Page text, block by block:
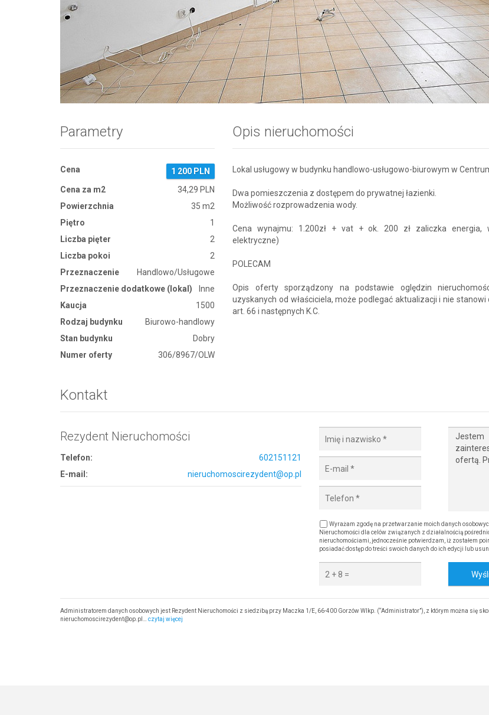
Zdjęcie 1
Parametry
Cena
1 200 PLN
Cena za m2
34,29 PLN
Powierzchnia
35 m2
Piętro
1
Liczba pięter
2
Liczba pokoi
2
Przeznaczenie
Handlowo/Usługowe
Przeznaczenie dodatkowe (lokal)
Inne
Kaucja
1500
Rodzaj budynku
Biurowo-handlowy
Stan budynku
Dobry
Numer oferty
306/8967/OLW
Opis nieruchomości
Lokal usługowy w budynku handlowo-usługowo-biurowym w
Dwa pomieszczenia z dostępem do prywatnej łazienki.
Możliwość rozprowadzenia wody.
Cena wynajmu: 1.200zł + vat + ok. 200 zł zaliczka energia,
elektryczne)
POLECAM
Opis oferty sporządzony na podstawie oględzin
uzyskanych od właściciela, może podlegać aktualizacji i nie
art. 66 i następnych K.C.
Kontakt
Rezydent Nieruchomości
Telefon:
602151121
E-mail:
nieruchomoscirezydent@op.pl
Wyrażam zgodę na przetwarzanie moich danych
Nieruchomości dla celów związanych z działalnością
nieruchomościami, jednocześnie potwierdzam, iż zostałem
posiadać dostęp do treści swoich danych do ich edycji lub
Administratorem danych osobowych jest Rezydent Nieruchomości z siedzibą przy Maczka 1/E, 66-400 Gorzów Wlkp. (“Administrator”), z którym można się
nieruchomoscirezydent@op.pl… czytaj więcej